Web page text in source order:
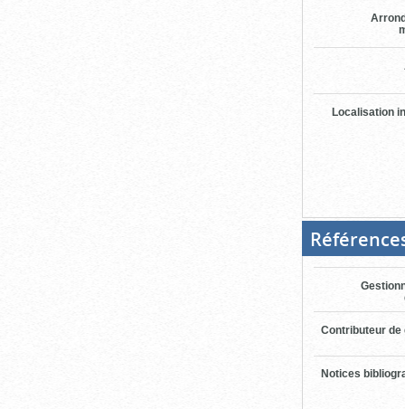
Localisation
Contributeur de
Notices